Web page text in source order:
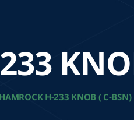
H-233 KNOB ( C-BSN)